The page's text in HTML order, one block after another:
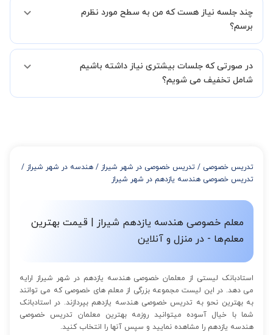
بخش پشتیبانی استادبانک با شما تماس گرفته و راهنمایی کامل و پیگیری
لازم جهت تکمیل درخواست شما را انجام میدهند.
همچنین میتوانید درخواست خود را از طریق تماس مستقیم با شماره
ادامه دهید.
چند جلسه نیاز هست که من به سطح مورد نظرم
برسم؟
مدرس مشخص کند ابتدا باید جلسه اول کلاس درس شما با مدرس برگزار
شود تا با توجه به سطح شما و خواسته شما مدرس اعلام کنند که تقریبا
در صورتی که جلسات بیشتری نیاز داشته باشیم
شامل تخفیف می شویم؟
از 12 تا 15 جلسه: 7% تخفیف
از 16 تا 100 جلسه: 9% تخفیف
تدریس خصوصی / تدریس خصوصی در شهر شیراز / هندسه در شهر شیراز /
تدریس خصوصی هندسه یازدهم در شهر شیراز
معلم خصوصی هندسه یازدهم شیراز | قیمت بهترین
معلم‌ها - در منزل و آنلاین
استادبانک لیستی از معلمان خصوصی هندسه یازدهم در شهر شیراز ارایه
می دهد. در این لیست مجموعه بزرگی از معلم های خصوصی که می توانند
به بهترین نحو به تدریس خصوصی هندسه یازدهم بپردازند. در استادبانک
شما با خیال آسوده میتوانید روزمه بهترین معلمان تدریس خصوصی
هندسه یازدهم را مشاهده نمایید و سپس آنها را انتخاب کنید.